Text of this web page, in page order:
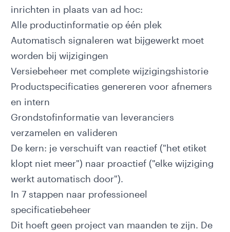
inrichten in plaats van ad hoc:
Alle productinformatie op één plek
Automatisch signaleren wat bijgewerkt moet
worden bij wijzigingen
Versiebeheer met complete wijzigingshistorie
Productspecificaties genereren voor afnemers
en intern
Grondstofinformatie van leveranciers
verzamelen en valideren
De kern: je verschuift van reactief ("het etiket
klopt niet meer") naar proactief ("elke wijziging
werkt automatisch door").
In 7 stappen naar professioneel
specificatiebeheer
Dit hoeft geen project van maanden te zijn. De